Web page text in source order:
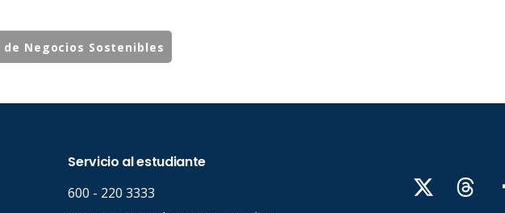
de Negocios Sostenibles